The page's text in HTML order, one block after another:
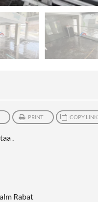
PRINT COPY LINK
.
Rabat